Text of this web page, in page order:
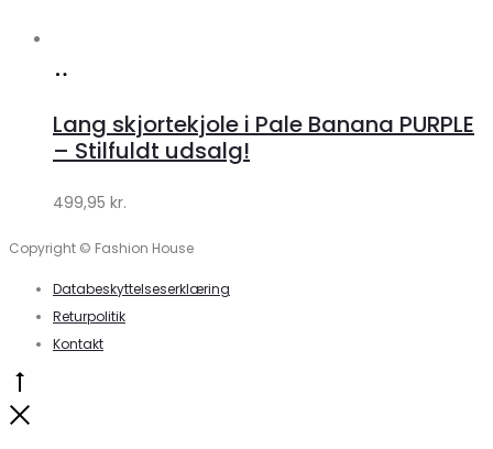
Klædeskabet.dk
Lang skjortekjole i Pale Banana PURPLE
– Stilfuldt udsalg!
499,95 kr.
Copyright © Fashion House
Databeskyttelseserklæring
Returpolitik
Kontakt